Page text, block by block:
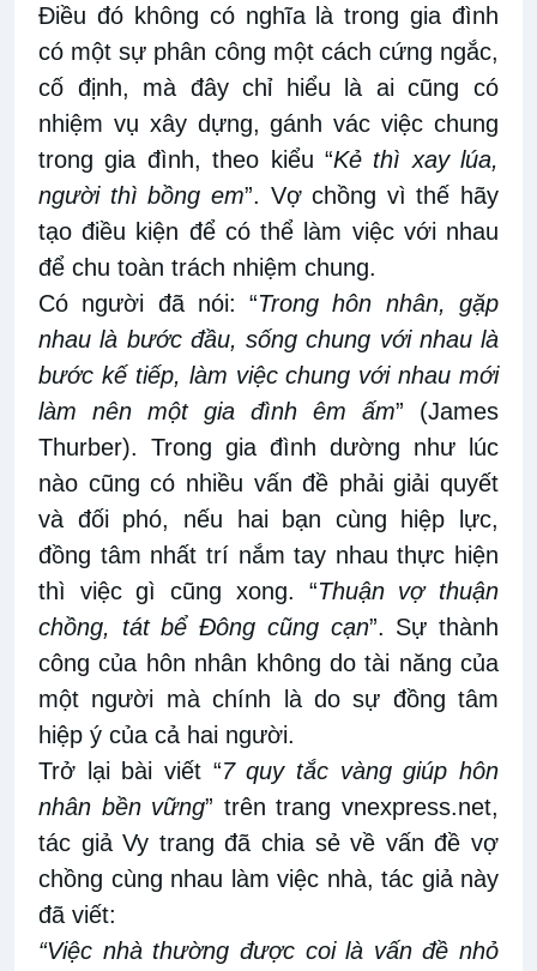
Điều đó không có nghĩa là trong gia đình
có một sự phân công một cách cứng ngắc,
cố định, mà đây chỉ hiểu là ai cũng có
nhiệm vụ xây dựng, gánh vác việc chung
trong gia đình, theo kiểu “Kẻ thì xay lúa,
người thì bồng em”. Vợ chồng vì thế hãy
tạo điều kiện để có thể làm việc với nhau
để chu toàn trách nhiệm chung.
Có người đã nói: “Trong hôn nhân, gặp
nhau là bước đầu, sống chung với nhau là
bước kế tiếp, làm việc chung với nhau mới
làm nên một gia đình êm ấm” (James
Thurber). Trong gia đình dường như lúc
nào cũng có nhiều vấn đề phải giải quyết
và đối phó, nếu hai bạn cùng hiệp lực,
đồng tâm nhất trí nắm tay nhau thực hiện
thì việc gì cũng xong. “Thuận vợ thuận
chồng, tát bể Đông cũng cạn”. Sự thành
công của hôn nhân không do tài năng của
một người mà chính là do sự đồng tâm
hiệp ý của cả hai người.
Trở lại bài viết “7 quy tắc vàng giúp hôn
nhân bền vững” trên trang vnexpress.net,
tác giả Vy trang đã chia sẻ về vấn đề vợ
chồng cùng nhau làm việc nhà, tác giả này
đã viết:
“Việc nhà thường được coi là vấn đề nhỏ